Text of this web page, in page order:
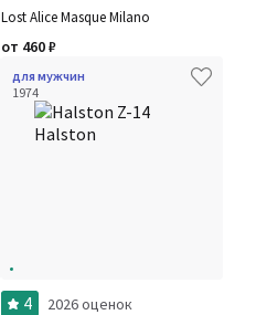
Lost Alice Masque Milano
от 460₽
для мужчин
1974
4 2026 оценок